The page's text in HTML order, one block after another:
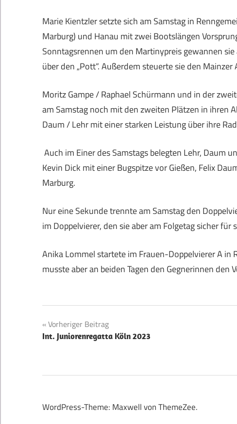
Marie Kientzler setzte sich am Samstag in
Marburg) und Hanau mit zwei Bootslängen
Sonntagsrennen um den Martinypreis gewannen
über den „Pott“. Außerdem steuerte sie den
Moritz Gampe / Raphael Schürmann und in der
am Samstag noch mit den zweiten Plätzen in ihren
Daum / Lehr mit einer starken Leistung über ihre
Auch im Einer des Samstags belegten Lehr, Daum
Kevin Dick mit einer Bugspitze vor Gießen, Felix
Marburg.
Nur eine Sekunde trennte am Samstag den
im Doppelvierer, den sie aber am Folgetag sicher
Anika Lommel startete im Frauen-Doppelvierer A
musste aber an beiden Tagen den Gegnerinnen den
Beitragsnavigation
Vorheriger Beitrag
Int. Juniorenregatta Köln 2023
WordPress-Theme: Maxwell von ThemeZee.